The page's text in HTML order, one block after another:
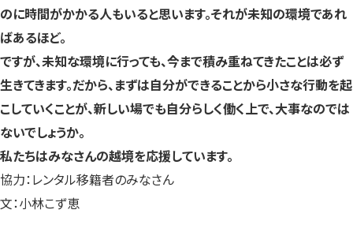
のに時間がかかる人もいると思います。それが未知の環境であれ
ばあるほど。
ですが、未知な環境に行っても、今まで積み重ねてきたことは必ず
生きてきます。だから、まずは自分ができることから小さな行動を起
こしていくことが、新しい場でも自分らしく働く上で、大事なのでは
ないでしょうか。
私たちはみなさんの越境を応援しています。
協力：レンタル移籍者のみなさん
文：小林こず恵